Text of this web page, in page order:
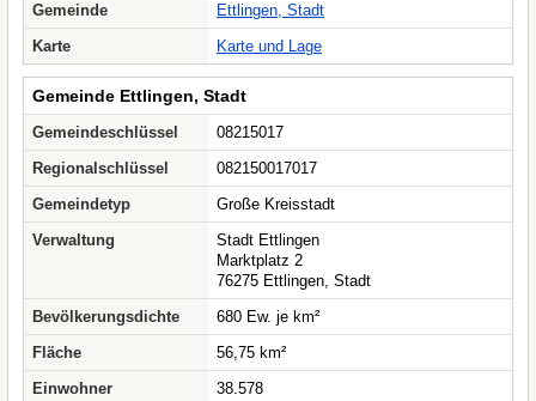
Gemeinde
Ettlingen, Stadt
Karte
Karte und Lage
Gemeinde Ettlingen, Stadt
Gemeindeschlüssel
08215017
Regionalschlüssel
082150017017
Gemeindetyp
Große Kreisstadt
Verwaltung
Stadt Ettlingen
Marktplatz 2
76275 Ettlingen, Stadt
Bevölkerungsdichte
680 Ew. je km²
Fläche
56,75 km²
Einwohner
38.578